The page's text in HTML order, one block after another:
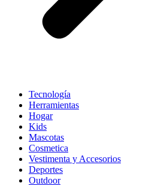
Tecnología
Herramientas
Hogar
Kids
Mascotas
Cosmetica
Vestimenta y Accesorios
Deportes
Outdoor